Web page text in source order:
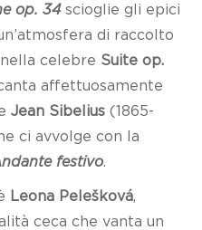
op. 34scioglie gli epici
di raccolto
celebre Suite op.
affettuosamente
Jean Sibelius (1865-
ci avvolge con la
festivo.
Leona Pelešková,
ceca che vanta un